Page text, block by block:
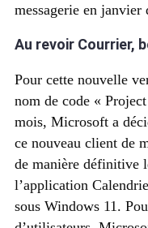
messagerie en janvier
Au revoir Courrier,
Pour cette nouvelle
nom de code «
mois, Microsoft a
ce nouveau client de
de manière définitive
l’application
sous Windows 11.